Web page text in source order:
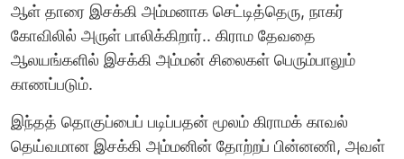
ஆள் தாரை இசக்கி அம்மனாக செட்டித்தெரு, நாகர்
கோவிலில் அருள் பாலிக்கிறார்.. கிராம தேவதை
ஆலயங்களில் இசக்கி அம்மன் சிலைகள் பெரும்பாலும்
காணப்படும்.
இந்தத் தொகுப்பைப் படிப்பதன் மூலம் கிராமக் காவல்
தெய்வமான இசக்கி அம்மனின் தோற்றப் பின்னணி, அவள்